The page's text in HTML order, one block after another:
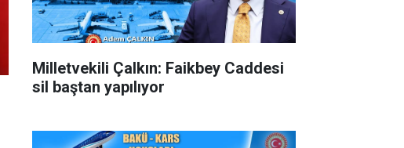
Milletvekili Çalkın: Faikbey Caddesi
sil baştan yapılıyor